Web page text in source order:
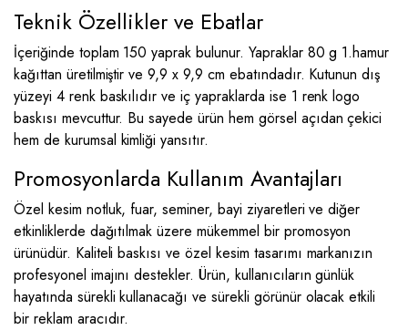
Teknik Özellikler ve Ebatlar
İçeriğinde toplam 150 yaprak bulunur. Yapraklar 80 g 1.hamur
kağıttan üretilmiştir ve 9,9 x 9,9 cm ebatındadır. Kutunun dış
yüzeyi 4 renk baskılıdır ve iç yapraklarda ise 1 renk logo
baskısı mevcuttur. Bu sayede ürün hem görsel açıdan çekici
hem de kurumsal kimliği yansıtır.
Promosyonlarda Kullanım Avantajları
Özel kesim notluk, fuar, seminer, bayi ziyaretleri ve diğer
etkinliklerde dağıtılmak üzere mükemmel bir promosyon
ürünüdür. Kaliteli baskısı ve özel kesim tasarımı markanızın
profesyonel imajını destekler. Ürün, kullanıcıların günlük
hayatında sürekli kullanacağı ve sürekli görünür olacak etkili
bir reklam aracıdır.